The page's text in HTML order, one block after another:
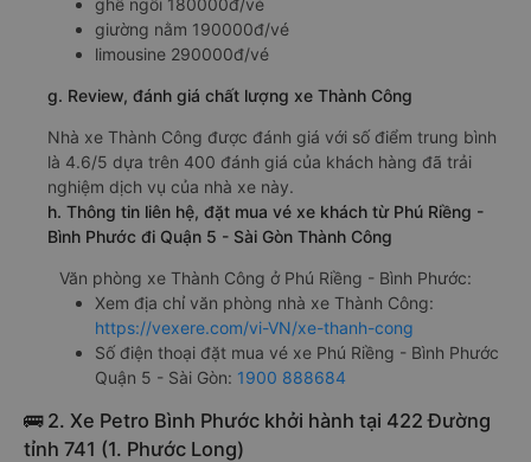
ghế ngồi 180000đ/vé
giường nằm 190000đ/vé
limousine 290000đ/vé
g. Review, đánh giá chất lượng xe Thành Công
Nhà xe Thành Công được đánh giá với số điểm trung bình
là 4.6/5 dựa trên 400 đánh giá của khách hàng đã trải
nghiệm dịch vụ của nhà xe này.
h. Thông tin liên hệ, đặt mua vé xe khách từ Phú Riềng -
Bình Phước đi Quận 5 - Sài Gòn Thành Công
Văn phòng xe Thành Công ở Phú Riềng - Bình Phước:
Xem địa chỉ văn phòng nhà xe Thành Công:
https://vexere.com/vi-VN/xe-thanh-cong
Số điện thoại đặt mua vé xe Phú Riềng - Bình Phước
Quận 5 - Sài Gòn: 1900 888684
🚌 2. Xe Petro Bình Phước khởi hành tại 422 Đường
tỉnh 741 (1. Phước Long)